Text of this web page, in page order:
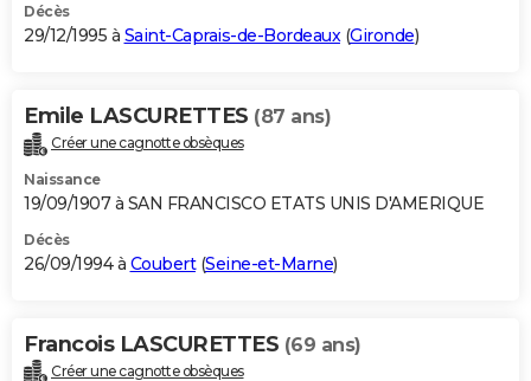
Décès
29/12/1995 à Saint-Caprais-de-Bordeaux(Gironde)
Emile LASCURETTES (87 ans)
Créer une cagnotte obsèques
Naissance
19/09/1907 à SAN FRANCISCO ETATS UNIS D'AMERIQUE
Décès
26/09/1994 à Coubert(Seine-et-Marne)
Francois LASCURETTES (69 ans)
Créer une cagnotte obsèques